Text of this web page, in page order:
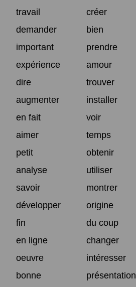
travail
créer
demander
bien
important
prendre
expérience
amour
dire
trouver
augmenter
installer
en fait
voir
aimer
temps
petit
obtenir
analyse
utiliser
savoir
montrer
développer
origine
fin
du coup
en ligne
changer
oeuvre
intéresser
bonne
présentation